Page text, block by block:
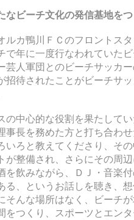
なビーチ文化の発信基地を
ルカ鴨川ＦＣのフロントス
で年に一度行なわれていた
芸人軍団とのビーチサッカ
招待されたことがビーチサ
の中心的な役割を果たして
事長を務めた方と打ち合わ
いろと教えてくださり、そ
が整備され、さらにその周
を飲みながら、ＤＪ・音楽
る、というお話しを聴き、
そんな場所はなく、ビーチ
をつくり、スポーツとエン